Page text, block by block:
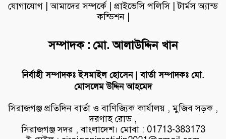
যোগাযোগ |আমাদের সম্পর্কে প্রাইভেসি পলিসি|টার্মস অ্যান্ড
কন্ডিশন|
সম্পাদক : মো. আলাউদ্দিন খান
নির্বাহী সম্পাদকঃ ইসমাইল হোসেন | বার্তা সম্পাদকঃ মো.
মোসলেম উদ্দিন আহমেদ
সিরাজগঞ্জ প্রতিদিন বার্তা ও বাণিজ্যিক কার্যালয় , মুজিব সড়ক ,
দরগাহ রোড ,
সিরাজগঞ্জ সদর , বাংলাদেশ। মোবা : 01713-383173